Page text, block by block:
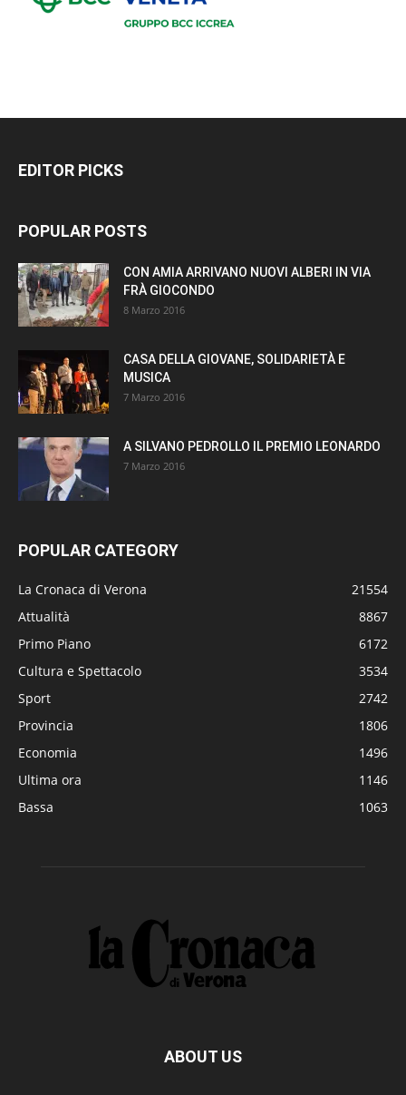
EDITOR PICKS
POPULAR POSTS
CON AMIA ARRIVANO NUOVI ALBERI IN VIA
FRÀ GIOCONDO
8 Marzo 2016
CASA DELLA GIOVANE, SOLIDARIETÀ E
MUSICA
7 Marzo 2016
A SILVANO PEDROLLO IL PREMIO LEONARDO
7 Marzo 2016
POPULAR CATEGORY
La Cronaca di Verona
21554
Attualità
8867
Primo Piano
6172
Cultura e Spettacolo
3534
Sport
2742
Provincia
1806
Economia
1496
Ultima ora
1146
Bassa
1063
ABOUT US